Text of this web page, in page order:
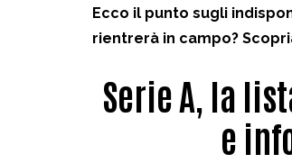
Ecco il punto sugli
rientrerà in campo?
Serie A, la
e